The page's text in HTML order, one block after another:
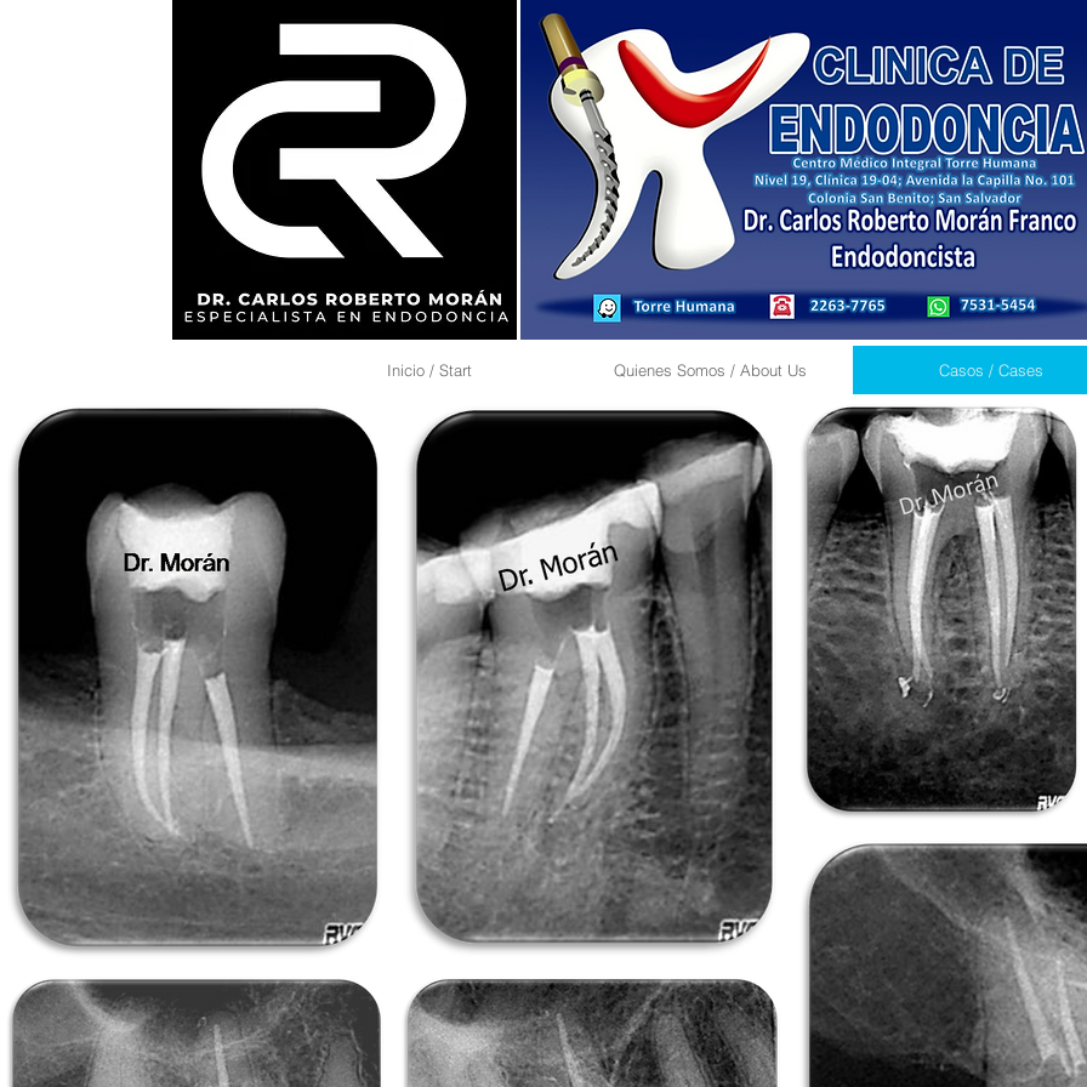
Inicio / Start Quienes Somos / About Us Casos / Cases